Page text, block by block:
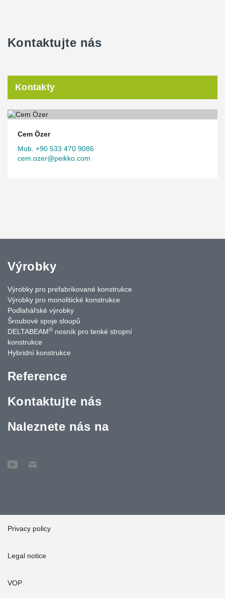
Kontaktujte nás
Kontakty
Cem Özer
Mob. +90 533 470 9086
cem.ozer@peikko.com
Výrobky
Výrobky pro prefabrikované konstrukce
Výrobky pro monolitické konstrukce
Podlahářské výrobky
Šroubové spoje sloupů
DELTABEAM® nosník pro tenké stropní
konstrukce
Hybridní konstrukce
Reference
Kontaktujte nás
Naleznete nás na
Privacy policy
Legal notice
VOP